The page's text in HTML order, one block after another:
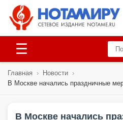
☰
Главная › Новости ›
В Москве начались праздничные
В Москве начались